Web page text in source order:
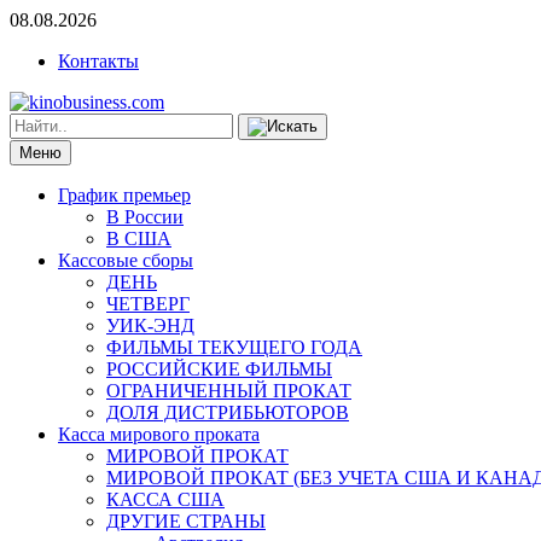
08.08.2026
Контакты
Меню
График премьер
В России
В США
Кассовые сборы
ДЕНЬ
ЧЕТВЕРГ
УИК-ЭНД
ФИЛЬМЫ ТЕКУЩЕГО ГОДА
РОССИЙСКИЕ ФИЛЬМЫ
ОГРАНИЧЕННЫЙ ПРОКАТ
ДОЛЯ ДИСТРИБЬЮТОРОВ
Касса мирового проката
МИРОВОЙ ПРОКАТ
МИРОВОЙ ПРОКАТ (БЕЗ УЧЕТА США И
КАССА США
ДРУГИЕ СТРАНЫ